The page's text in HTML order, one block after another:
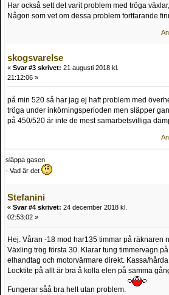
Har också sett det varit problem med tröga
Någon som vet om dessa problem fortfarande
skogsvarelse
« Svar #3 skrivet: 21 augusti 2018 kl.
21:12:06 »
på min 520 så har jag ej haft problem med
tröga under inkörningsperioden men släpper
på 450/520 är inte de mest samarbetsvilliga
släppa gasen
- Vad är det
Stefanini
« Svar #4 skrivet: 24 december 2018 kl.
02:53:02 »
Hej. Våran -18 mod har135 timmar på räknaren
Växling trög första 30. Klarar tung timmervagn
elhandtag och motorvärmare direkt. Kassa/
Locktite på allt är bra å kolla elen på samma
Fungerar såå bra helt utan problem.